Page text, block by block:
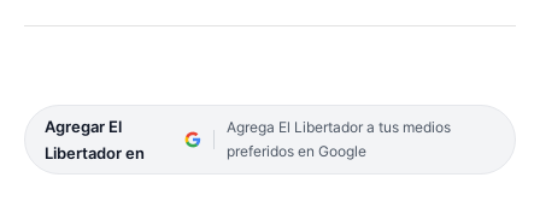
Agregar El
Libertador en
Agrega El Libertador a tus medios
preferidos en Google